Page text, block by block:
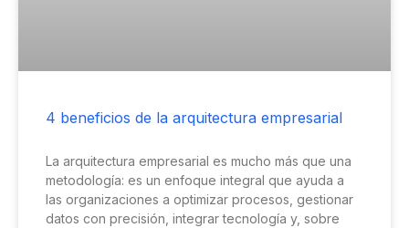
4 beneficios de la arquitectura empresarial
La arquitectura empresarial es mucho más que una
metodología: es un enfoque integral que ayuda a
las organizaciones a optimizar procesos, gestionar
datos con precisión, integrar tecnología y, sobre